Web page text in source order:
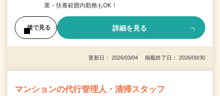
業・扶養範囲内勤務もOK！
後で見る 詳細を見る
更新日： 2026/03/04 掲載終了日： 2026/09/30
マンションの代行管理人・清掃スタッフ